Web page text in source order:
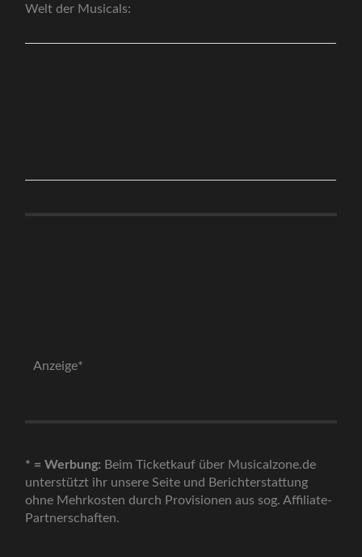
Welt der Musicals:
Anzeige*
* = Werbung: Beim Ticketkauf über Musicalzone.de
unterstützt ihr unsere Seite und Berichterstattung
ohne Mehrkosten durch Provisionen aus sog. Affiliate-
Partnerschaften.